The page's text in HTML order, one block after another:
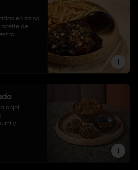
en salsa
aceite de
y